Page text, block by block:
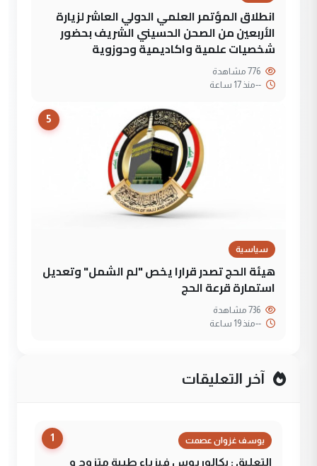
انطلاق المؤتمر العلمي الدولي العاشر لزيارة
الأربعين من الصحن الحسيني الشريف بحضور
شخصيات علمية واكاديمية وحوزوية
--منذ 17 ساعة
5
سياسية
هيئة الحج تصدر قرارا يخص "لم الشمل" وتعديل
استمارة قرعة الحج
--منذ 19 ساعة
آخر التعليقات
1 يوسف غزوان عصمت
التعليق : بكالوريوس فيزياء طبية متزوج و